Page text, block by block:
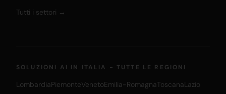
Tutti i settori →
SOLUZIONI AI IN ITALIA - TUTTE LE REGIONI
LombardiaPiemonteVenetoEmilia-RomagnaToscanaLazio